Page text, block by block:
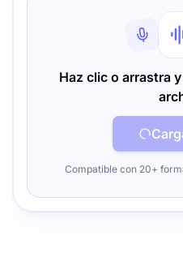
Haz clic o arrastra
Compatible con 20+